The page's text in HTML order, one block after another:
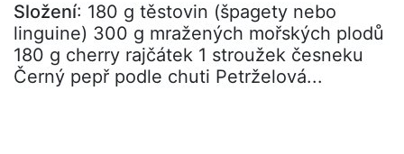
Složení: 180 g těstovin (špagety nebo
linguine) 300 g mražených mořských plodů
180 g cherry rajčátek 1 stroužek česneku
Černý pepř podle chuti Petrželová...